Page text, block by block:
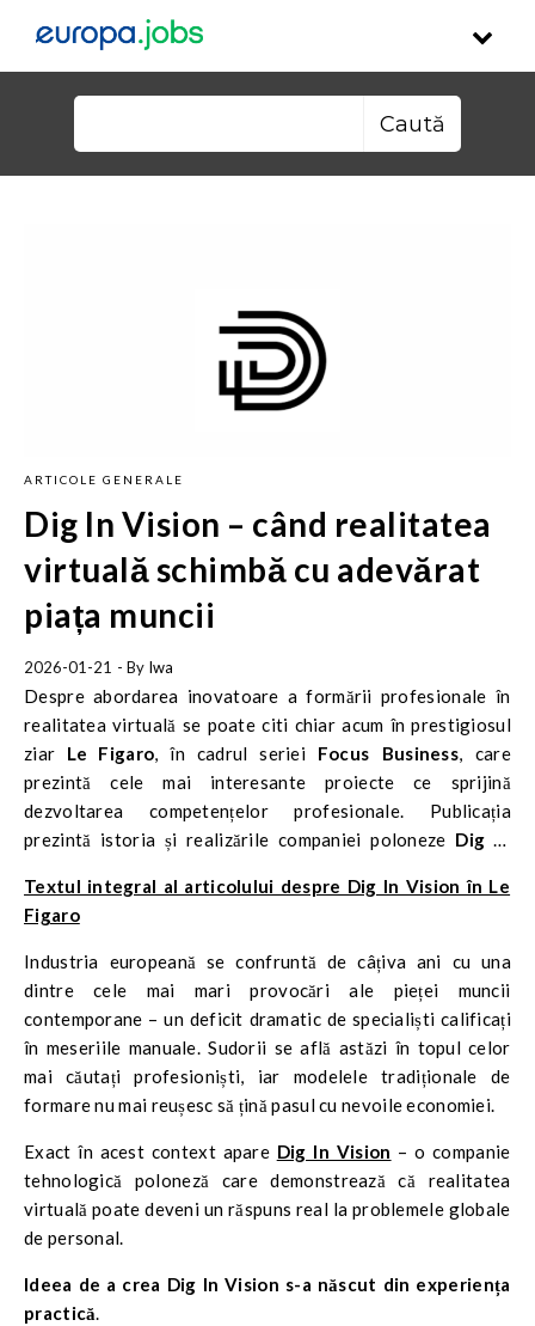
ARTICOLE GENERALE
Dig In Vision – când realitatea
virtuală schimbă cu adevărat
piața muncii
2026-01-21 - By Iwa
Despre abordarea inovatoare a formării profesionale în
realitatea virtuală se poate citi chiar acum în prestigiosul
ziar Le Figaro, în cadrul seriei Focus Business, care
prezintă cele mai interesante proiecte ce sprijină
dezvoltarea competențelor profesionale. Publicația
prezintă istoria și realizările companiei poloneze Dig In
mod concret provocărilor globale ale pieței muncii.
Textul integral al articolului despre Dig In Vision în Le
Figaro
Industria europeană se confruntă de câțiva ani cu una
dintre cele mai mari provocări ale pieței muncii
contemporane – un deficit dramatic de specialiști calificați
în meseriile manuale. Sudorii se află astăzi în topul celor
mai căutați profesioniști, iar modelele tradiționale de
formare nu mai reușesc să țină pasul cu nevoile economiei.
Exact în acest context apare Dig In Vision – o companie
tehnologică poloneză care demonstrează că realitatea
virtuală poate deveni un răspuns real la problemele globale
de personal.
Ideea de a crea Dig In Vision s-a născut din experiența
practică.